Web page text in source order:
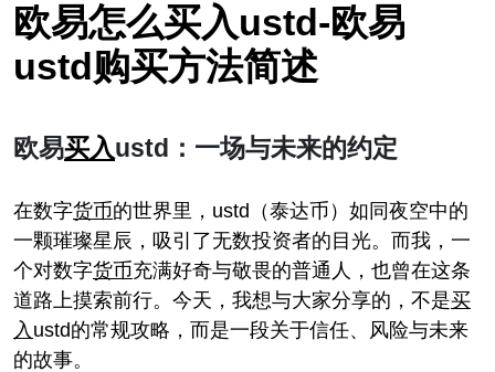
欧易怎么买入ustd-欧易
ustd购买方法简述
欧易买入ustd：一场与未来的约定
在数字货币的世界里，ustd（泰达币）如同夜空中的
一颗璀璨星辰，吸引了无数投资者的目光。而我，一
个对数字货币充满好奇与敬畏的普通人，也曾在这条
道路上摸索前行。今天，我想与大家分享的，不是买
入 ustd的常规攻略，而是一段关于信任、风险与未来
的故事。